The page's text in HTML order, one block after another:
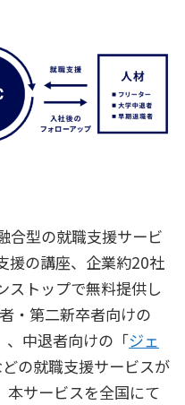
合型の就職支援サービ
援の講座、企業約20社
ストップで無料提供し
・第二新卒者向けの
、中退者向けの「ジェ
どの就職支援サービスが
本サービスを全国にて